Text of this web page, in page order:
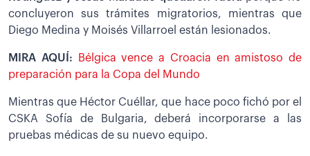
concluyeron sus trámites migratorios, mientras que
Diego Medina y Moisés Villarroel están lesionados.
MIRA AQUÍ:
Bélgica vence a Croacia en amistoso de
preparación para la Copa del Mundo
Mientras que Héctor Cuéllar, que hace poco fichó por el
CSKA Sofía de Bulgaria, deberá incorporarse a las
pruebas médicas de su nuevo equipo.